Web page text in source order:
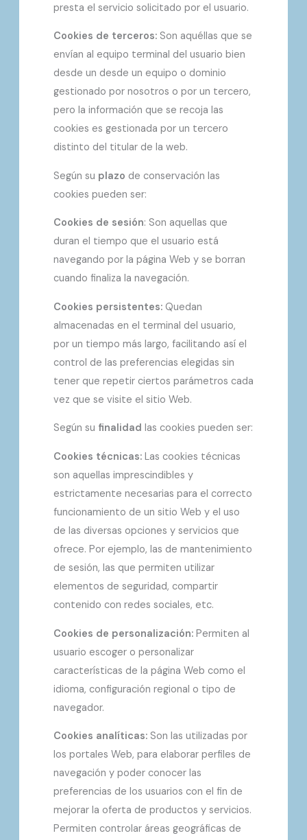
presta el servicio solicitado por el usuario.
Cookies de terceros:Son aquéllas que se
envían al equipo terminal del usuario bien
desde un desde un equipo o dominio
gestionado por nosotros o por un tercero,
pero la información que se recoja las
cookies es gestionada por un tercero
distinto del titular de la web.
Según su plazo de conservación las
cookies pueden ser:
Cookies de sesión: Son aquellas que
duran el tiempo que el usuario está
navegando por la página Web y se borran
cuando finaliza la navegación.
Cookies persistentes:Quedan
almacenadas en el terminal del usuario,
por un tiempo más largo, facilitando así el
control de las preferencias elegidas sin
tener que repetir ciertos parámetros cada
vez que se visite el sitio Web.
Según su finalidad las cookies pueden ser:
Cookies técnicas:Las cookies técnicas
son aquellas imprescindibles y
estrictamente necesarias para el correcto
funcionamiento de un sitio Web y el uso
de las diversas opciones y servicios que
ofrece. Por ejemplo, las de mantenimiento
de sesión, las que permiten utilizar
elementos de seguridad, compartir
contenido con redes sociales, etc.
Cookies de personalización:Permiten al
usuario escoger o personalizar
características de la página Web como el
idioma, configuración regional o tipo de
navegador.
Cookies analíticas:Son las utilizadas por
los portales Web, para elaborar perfiles de
navegación y poder conocer las
preferencias de los usuarios con el fin de
mejorar la oferta de productos y servicios.
Permiten controlar áreas geográficas de